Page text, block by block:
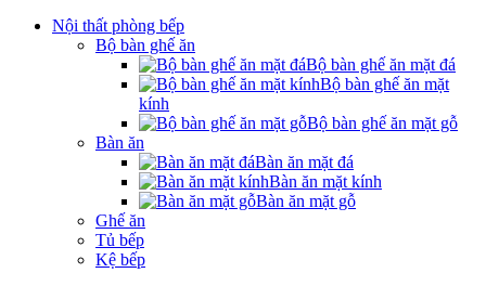
Nội thất phòng bếp
Bộ bàn ghế ăn
Bộ bàn ghế ăn mặt đá
Bộ bàn ghế ăn mặt
kính
Bộ bàn ghế ăn mặt gỗ
Bàn ăn
Bàn ăn mặt đá
Bàn ăn mặt kính
Bàn ăn mặt gỗ
Ghế ăn
Tủ bếp
Kệ bếp